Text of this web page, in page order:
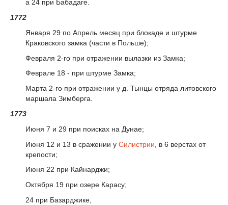
а 24 при Бабадаге.
1772
Января 29 по Апрель месяц при блокаде и штурме
Краковского замка (части в Польше);
Февраля 2-го при отражении вылазки из Замка;
Феврале 18 - при штурме Замка;
Марта 2-го при отражении у д. Тынцы отряда литовского
маршала Зимберга.
1773
Июня 7 и 29 при поисках на Дунае;
Июня 12 и 13 в сражении у Силистрии , в 6 верстах от
крепости;
Июня 22 при Кайнарджи;
Октября 19 при озере Карасу;
24 при Базарджике,